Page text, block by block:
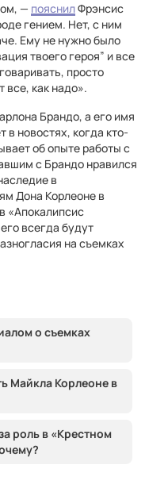
— пояснилФрэнсис
гением. Нет, с ним
Ему не нужно было
твоего героя” и все
просто
все, как надо».
Брандо, а его имя
новостях, когда кто-
об опыте работы с
с Брандо нравился
в
Дона Корлеоне в
«Апокалипсис
всегда будут
на съемках
о съемках
Майкла Корлеоне в
роль в «Крестном